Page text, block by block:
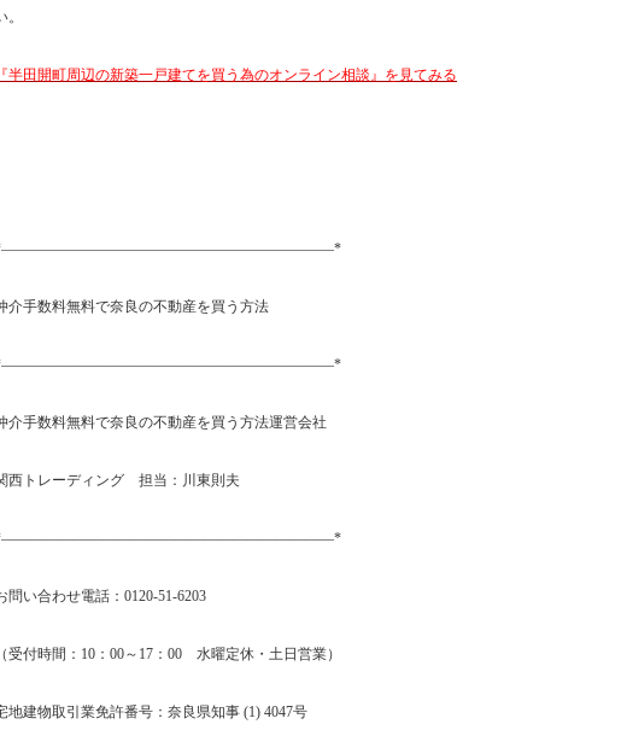
。
『半田開町周辺の新築一戸建てを買う為のオンライン相談』を見てみる
介手数料無料で奈良の不動産を買う方法
介手数料無料で奈良の不動産を買う方法運営会社
西トレーディング 担当：川東則夫
問い合わせ電話：0120-51-6203
（受付時間：10：00～17：00 水曜定休・土日営業）
地建物取引業免許番号：奈良県知事 (1) 4047号